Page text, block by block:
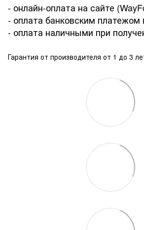
- онлайн-оплата на сайте
- оплата банковским платежом
- оплата наличными при
Гарантия от производителя от 1 до 3